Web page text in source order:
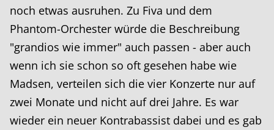
noch etwas ausruhen. Zu Fiva und dem
Phantom-Orchester würde die Beschreibung
"grandios wie immer" auch passen - aber auch
wenn ich sie schon so oft gesehen habe wie
Madsen, verteilen sich die vier Konzerte nur auf
zwei Monate und nicht auf drei Jahre. Es war
wieder ein neuer Kontrabassist dabei und es gab